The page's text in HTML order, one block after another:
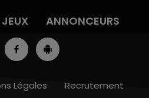
JEUX ANNONCEURS
Légales Recrutement